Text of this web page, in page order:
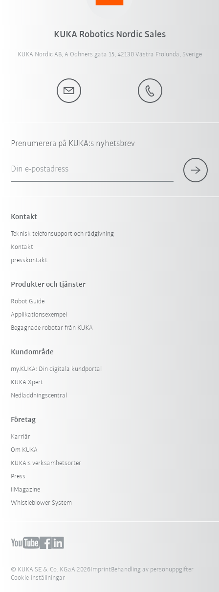
KUKA Robotics Nordic Sales
KUKA Nordic AB, A Odhners gata 15, 42130 Västra Frölunda, Sverige
Prenumerera på KUKA:s nyhetsbrev
Din e-postadress
Kontakt
Teknisk telefonsupport och rådgivning
Kontakt
presskontakt
Produkter och tjänster
Robot Guide
Applikationsexempel
Begagnade robotar från KUKA
Kundområde
my.KUKA: Din digitala kundportal
KUKA Xpert
Nedladdningscentral
Företag
Karriär
Om KUKA
KUKA:s verksamhetsorter
Press
iiMagazine
Whistleblower System
© KUKA SE & Co. KGaA 2026ImprintBehandling av personuppgifter
Cookie-inställningar